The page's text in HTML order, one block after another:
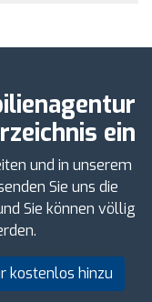
ein
und in unserem
Sie uns die
Sie können völlig
kostenlos hinzu